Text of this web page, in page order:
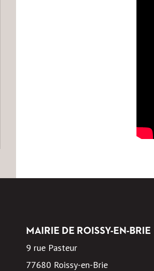
MAIRIE DE ROISSY-EN-BRIE
9 rue Pasteur
77680 Roissy-en-Brie